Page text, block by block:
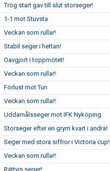
Trög start gav till slut storseger!
1-1 mot Stuvsta
Veckan som rullar!
Stabil seger i hettan!
Oavgjort i toppmötet!
Veckan som rullar!
Förlust mot Tun
Veckan som rullar!
Uddamålsseger mot IFK Nyköping
Storseger efter en grym kvart i andra!
Seger med stora siffror i Victoria cup!
Veckan som rullar!
Rättvis seger!